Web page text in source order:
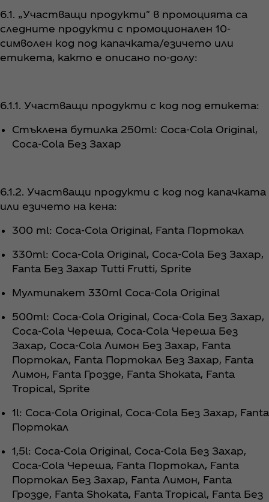
6.1. „Участващи продукти" в промоцията са
следните продукти с промоционален 10-
символен код под капачката/езичето или
етикета, както е описано по-долу:
6.1.1. Участващи продукти с код под етикета:
Стъклена бутилка 250ml: Coca‑Cola Original,
Coca‑Cola Без Захар
6.1.2. Участващи продукти с код под капачката
или езичето на кена:
300 ml: Coca‑Cola Original, Fanta Портокал
330ml: Coca‑Cola Original, Coca‑Cola Без Захар,
Fanta Без Захар Tutti Frutti, Sprite
Мултипакет 330ml Coca‑Cola Original
500ml: Coca‑Cola Original, Coca‑Cola Без Захар,
Coca‑Cola Череша, Coca‑Cola Череша Без
Захар, Coca‑Cola Лимон Без Захар, Fanta
Портокал, Fanta Портокал Без Захар, Fanta
Лимон, Fanta Грозде, Fanta Shokata, Fanta
Tropical, Sprite
1l: Coca‑Cola Original, Coca‑Cola Без Захар, Fanta
Портокал
1,5l: Coca‑Cola Original, Coca‑Cola Без Захар,
Coca‑Cola Череша, Fanta Портокал, Fanta
Портокал Без Захар, Fanta Лимон, Fanta
Грозде, Fanta Shokata, Fanta Tropical, Fanta Без